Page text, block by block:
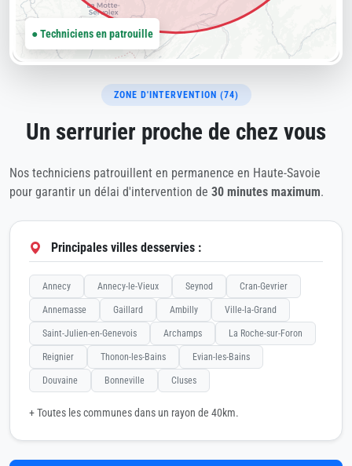
ZONE D'INTERVENTION (74)
Un serrurier proche de chez vous
Nos techniciens patrouillent en permanence en Haute-Savoie
pour garantir un délai d'intervention de 30 minutes maximum.
Principales villes desservies :
Annecy Annecy-le-Vieux Seynod Cran-Gevrier
Annemasse Gaillard Ambilly Ville-la-Grand
Saint-Julien-en-Genevois Archamps La Roche-sur-Foron
Reignier Thonon-les-Bains Evian-les-Bains
Douvaine Bonneville Cluses
+ Toutes les communes dans un rayon de 40km.
● Techniciens en patrouille